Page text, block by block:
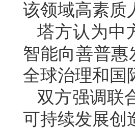
该领域高素质
塔方认为中
智能向善普
全球治理和国
双方强调联
可持续发展创